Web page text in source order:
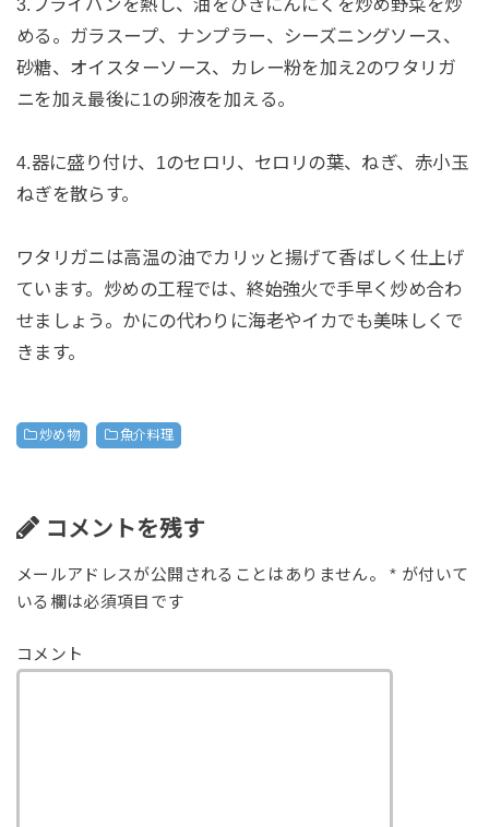
3.フライパンを熱し、油をひきにんにくを炒め野菜を炒
める。ガラスープ、ナンプラー、シーズニングソース、
砂糖、オイスターソース、カレー粉を加え2のワタリガ
ニを加え最後に1の卵液を加える。
4.器に盛り付け、1のセロリ、セロリの葉、ねぎ、赤小玉
ねぎを散らす。
ワタリガニは高温の油でカリッと揚げて香ばしく仕上げ
ています。炒めの工程では、終始強火で手早く炒め合わ
せましょう。かにの代わりに海老やイカでも美味しくで
きます。
炒め物 魚介料理
コメントを残す
メールアドレスが公開されることはありません。 * が付いて
いる欄は必須項目です
コメント